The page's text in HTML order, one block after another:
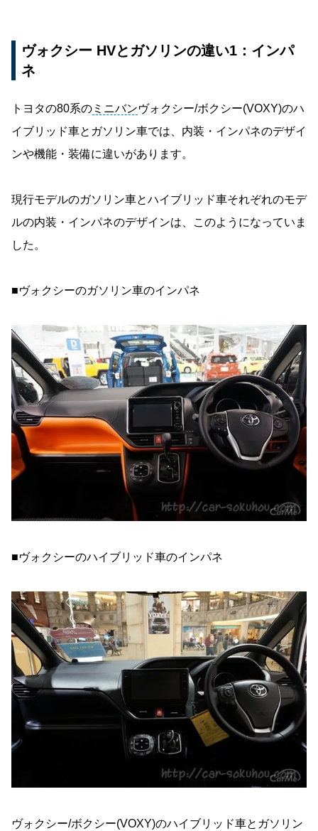
ヴォクシー HVとガソリンの違い1：インパ
ネ
トヨタの80系の ミニバンヴォクシー/ボクシー(VOXY)のハ
イブリッド車とガソリン車では、内装・インパネのデザイ
ンや機能・装備に違いがあります。
現行モデルのガソリン車とハイブリッド車それぞれのモデ
ルの内装・インパネのデザインは、このようになっていま
した。
■ヴォクシーのガソリン車のインパネ
■ヴォクシーのハイブリッド車のインパネ
ヴォクシー/ボクシー(VOXY)のハイブリッド車とガソリン